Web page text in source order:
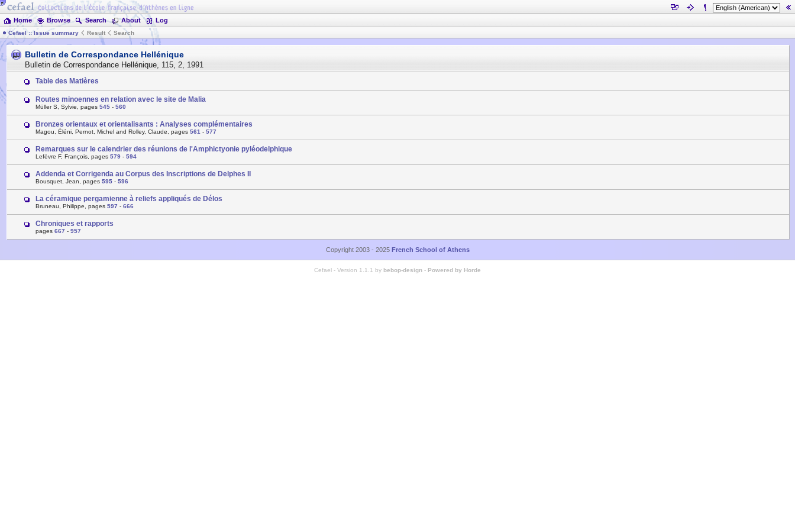
Home Browse Search About Log
Cefael :: Issue summary Result Search
Bulletin de Correspondance Hellénique
Bulletin de Correspondance Hellénique, 115, 2, 1991
Table des Matières
Routes minoennes en relation avec le site de Malia
Müller S, Sylvie, pages 545 - 560
Bronzes orientaux et orientalisants : Analyses complémentaires
Magou, Éléni, Pernot, Michel and Rolley, Claude, pages 561 - 577
Remarques sur le calendrier des réunions de l'Amphictyonie pyléodelphique
Lefèvre F, François, pages 579 - 594
Addenda et Corrigenda au Corpus des Inscriptions de Delphes II
Bousquet, Jean, pages 595 - 596
La céramique pergamienne à reliefs appliqués de Délos
Bruneau, Philippe, pages 597 - 666
Chroniques et rapports
pages 667 - 957
Copyright 2003 - 2025 French School of Athens
Cefael - Version 1.1.1 by bebop-design - Powered by Horde